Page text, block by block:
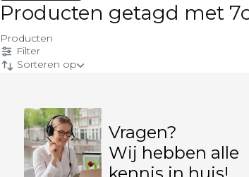
Producten getagd met
Producten
Filter
Sorteren op
Vragen?
Wij hebben alle
kennis in huis!